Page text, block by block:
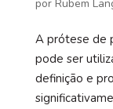
por Rubem
A prótese de
pode ser
definição e